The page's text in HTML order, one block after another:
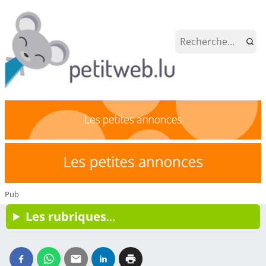
Pub
Les rubriques…